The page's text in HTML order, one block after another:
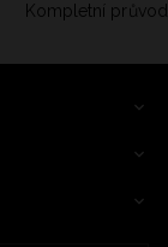
Kompletní